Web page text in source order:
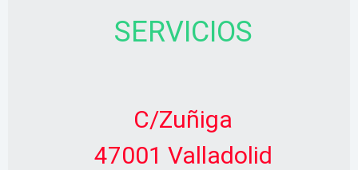
SERVICIOS
C/Zuñiga
47001 Valladolid